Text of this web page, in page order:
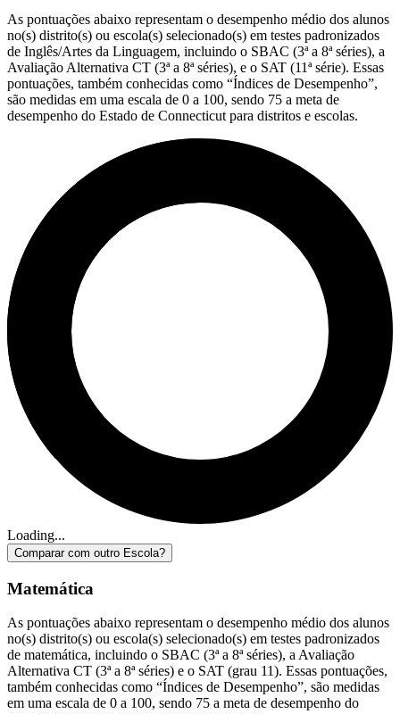
As pontuações abaixo representam o desempenho médio dos alunos
no(s) distrito(s) ou escola(s) selecionado(s) em testes padronizados
de Inglês/Artes da Linguagem, incluindo o SBAC (3ª a 8ª séries), a
Avaliação Alternativa CT (3ª a 8ª séries), e o SAT (11ª série). Essas
pontuações, também conhecidas como “Índices de Desempenho”,
são medidas em uma escala de 0 a 100, sendo 75 a meta de
desempenho do Estado de Connecticut para distritos e escolas.
Loading...
Comparar com outro Escola?
Matemática
As pontuações abaixo representam o desempenho médio dos alunos
no(s) distrito(s) ou escola(s) selecionado(s) em testes padronizados
de matemática, incluindo o SBAC (3ª a 8ª séries), a Avaliação
Alternativa CT (3ª a 8ª séries) e o SAT (grau 11). Essas pontuações,
também conhecidas como “Índices de Desempenho”, são medidas
em uma escala de 0 a 100, sendo 75 a meta de desempenho do